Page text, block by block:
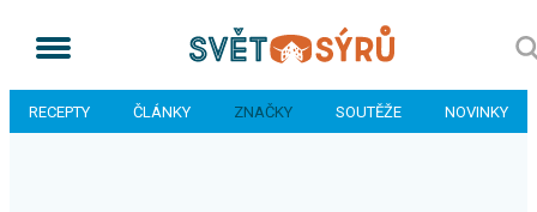
RECEPTY ČLÁNKY ZNAČKY SOUTĚŽE NOVINKY